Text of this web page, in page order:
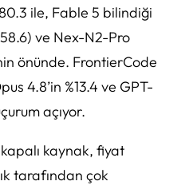
ile, Fable 5 bilindiği
ve Nex-N2-Pro
önünde. FrontierCode
4.8’in %13.4 ve GPT-
açıyor.
kaynak, fiyat
tarafından çok